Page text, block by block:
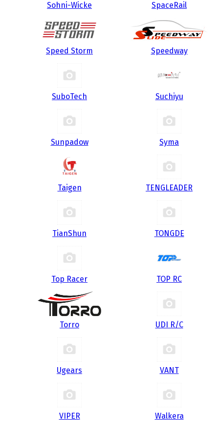
Sohni-Wicke SpaceRail
Speed Storm Speedway
SuboTech Suchiyu
Sunpadow Syma
Taigen TENGLEADER
TianShun TONGDE
Top Racer TOP RC
Torro UDI R/С
Ugears VANT
VIPER Walkera